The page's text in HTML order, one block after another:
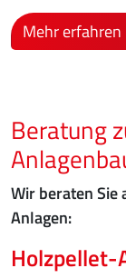
Mehr
Beratung
Wir beraten Sie
Anlagen:
Holzpellet-